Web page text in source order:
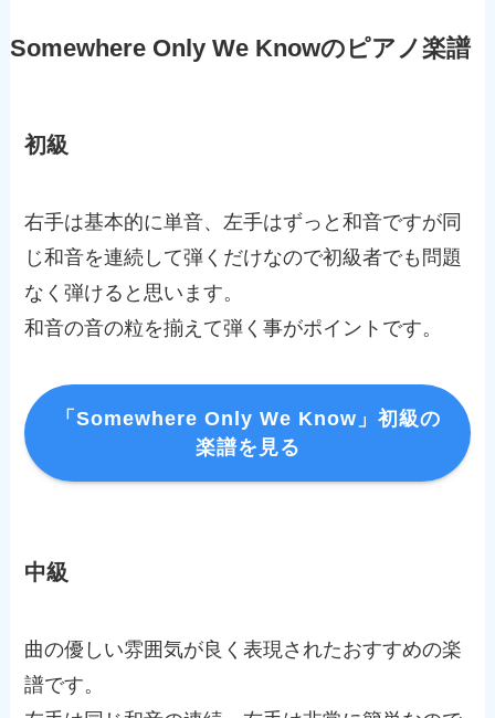
Somewhere Only We Knowのピアノ楽譜
初級
右手は基本的に単音、左手はずっと和音ですが同
じ和音を連続して弾くだけなので初級者でも問題
なく弾けると思います。
和音の音の粒を揃えて弾く事がポイントです。
「Somewhere Only We Know」初級の
楽譜を見る
中級
曲の優しい雰囲気が良く表現されたおすすめの楽
譜です。